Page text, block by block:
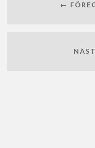
←